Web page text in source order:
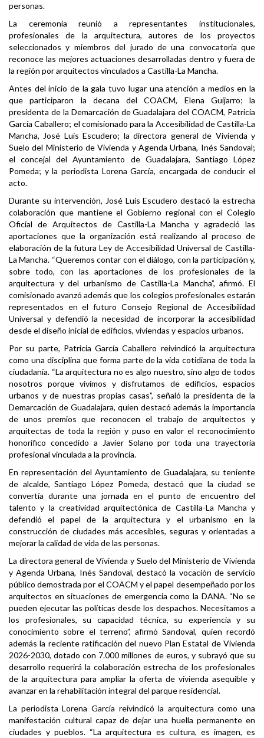
personas.
La ceremonia reunió a representantes institucionales,
profesionales de la arquitectura, autores de los proyectos
seleccionados y miembros del jurado de una convocatoria que
reconoce las mejores actuaciones desarrolladas dentro y fuera de
la región por arquitectos vinculados a Castilla-La Mancha.
Antes del inicio de la gala tuvo lugar una atención a medios en la
que participaron la decana del COACM, Elena Guijarro; la
presidenta de la Demarcación de Guadalajara del COACM, Patricia
García Caballero; el comisionado para la Accesibilidad de Castilla-La
Mancha, José Luis Escudero; la directora general de Vivienda y
Suelo del Ministerio de Vivienda y Agenda Urbana, Inés Sandoval;
el concejal del Ayuntamiento de Guadalajara, Santiago López
Pomeda; y la periodista Lorena García, encargada de conducir el
acto.
Durante su intervención, José Luis Escudero destacó la estrecha
colaboración que mantiene el Gobierno regional con el Colegio
Oficial de Arquitectos de Castilla-La Mancha y agradeció las
aportaciones que la organización está realizando al proceso de
elaboración de la futura Ley de Accesibilidad Universal de Castilla-
La Mancha. “Queremos contar con el diálogo, con la participación y,
sobre todo, con las aportaciones de los profesionales de la
arquitectura y del urbanismo de Castilla-La Mancha”, afirmó. El
comisionado avanzó además que los colegios profesionales estarán
representados en el futuro Consejo Regional de Accesibilidad
Universal y defendió la necesidad de incorporar la accesibilidad
desde el diseño inicial de edificios, viviendas y espacios urbanos.
Por su parte, Patricia García Caballero reivindicó la arquitectura
como una disciplina que forma parte de la vida cotidiana de toda la
ciudadanía. “La arquitectura no es algo nuestro, sino algo de todos
nosotros porque vivimos y disfrutamos de edificios, espacios
urbanos y de nuestras propias casas”, señaló la presidenta de la
Demarcación de Guadalajara, quien destacó además la importancia
de unos premios que reconocen el trabajo de arquitectos y
arquitectas de toda la región y puso en valor el reconocimiento
honorífico concedido a Javier Solano por toda una trayectoria
profesional vinculada a la provincia.
En representación del Ayuntamiento de Guadalajara, su teniente
de alcalde, Santiago López Pomeda, destacó que la ciudad se
convertía durante una jornada en el punto de encuentro del
talento y la creatividad arquitectónica de Castilla-La Mancha y
defendió el papel de la arquitectura y el urbanismo en la
construcción de ciudades más accesibles, seguras y orientadas a
mejorar la calidad de vida de las personas.
La directora general de Vivienda y Suelo del Ministerio de Vivienda
y Agenda Urbana, Inés Sandoval, destacó la vocación de servicio
público demostrada por el COACM y el papel desempeñado por los
arquitectos en situaciones de emergencia como la DANA. “No se
pueden ejecutar las políticas desde los despachos. Necesitamos a
los profesionales, su capacidad técnica, su experiencia y su
conocimiento sobre el terreno”, afirmó Sandoval, quien recordó
además la reciente ratificación del nuevo Plan Estatal de Vivienda
2026-2030, dotado con 7.000 millones de euros, y subrayó que su
desarrollo requerirá la colaboración estrecha de los profesionales
de la arquitectura para ampliar la oferta de vivienda asequible y
avanzar en la rehabilitación integral del parque residencial.
La periodista Lorena García reivindicó la arquitectura como una
manifestación cultural capaz de dejar una huella permanente en
ciudades y pueblos. “La arquitectura es cultura, es imagen, es